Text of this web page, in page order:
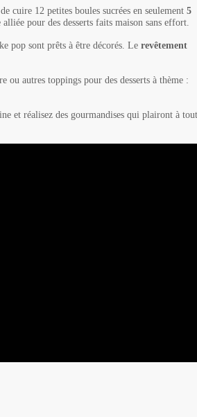
cuire 12 petites boules sucrées en seulement 5
alliée pour des desserts faits maison sans effort.
pop sont prêts à être décorés. Le revêtement
ou autres toppings pour des desserts à thème :
et réalisez des gourmandises qui plairont à